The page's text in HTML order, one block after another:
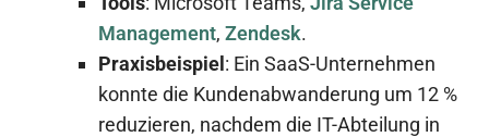
Management, Zendesk.
Praxisbeispiel: Ein SaaS-Unternehmen
konnte die Kundenabwanderung um 12 %
reduzieren, nachdem die IT-Abteilung in